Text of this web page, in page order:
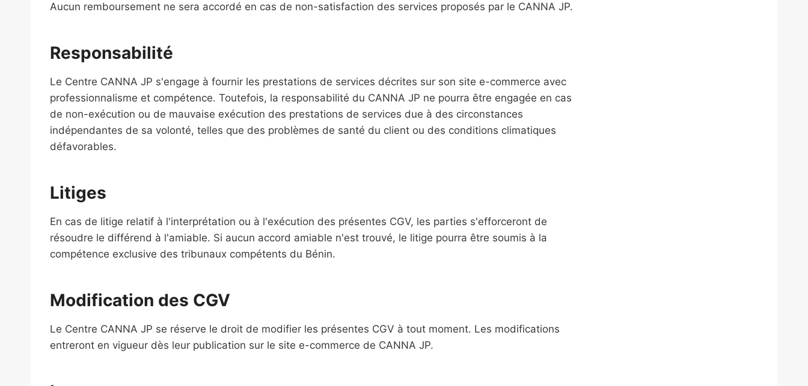
Aucun remboursement ne sera accordé en cas de non-satisfaction des services proposés par le CANNA JP.
Responsabilité
Le Centre CANNA JP s'engage à fournir les prestations de services décrites sur son site e-commerce avec
professionnalisme et compétence. Toutefois, la responsabilité du CANNA JP ne pourra être engagée en cas
de non-exécution ou de mauvaise exécution des prestations de services due à des circonstances
indépendantes de sa volonté, telles que des problèmes de santé du client ou des conditions climatiques
défavorables.
Litiges
En cas de litige relatif à l'interprétation ou à l'exécution des présentes CGV, les parties s'efforceront de
résoudre le différend à l'amiable. Si aucun accord amiable n'est trouvé, le litige pourra être soumis à la
compétence exclusive des tribunaux compétents du Bénin.
Modification des CGV
Le Centre CANNA JP se réserve le droit de modifier les présentes CGV à tout moment. Les modifications
entreront en vigueur dès leur publication sur le site e-commerce de CANNA JP.